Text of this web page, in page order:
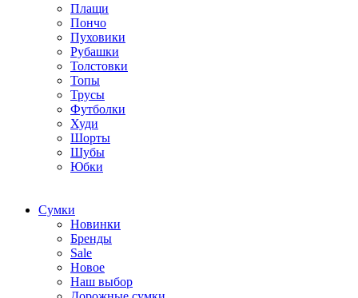
Плащи
Пончо
Пуховики
Рубашки
Толстовки
Топы
Трусы
Футболки
Худи
Шорты
Шубы
Юбки
Cумки
Новинки
Бренды
Sale
Новое
Наш выбор